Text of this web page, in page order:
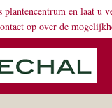
plantencentrum en laat u
op over de